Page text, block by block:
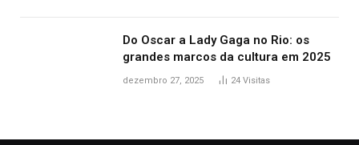
Do Oscar a Lady Gaga no Rio: os
grandes marcos da cultura em 2025
dezembro 27, 2025 24 Visitas